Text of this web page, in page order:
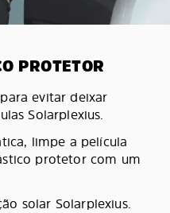
PROTETOR
evitar deixar
Solarplexius.
limpe a película
protetor com um
solar Solarplexius.